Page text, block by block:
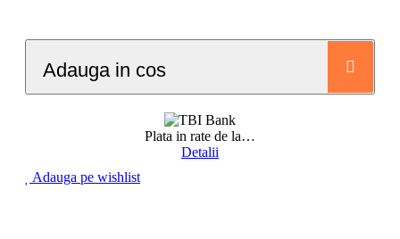
Adauga in cos
Plata in rate de la…
Detalii
Adauga pe wishlist